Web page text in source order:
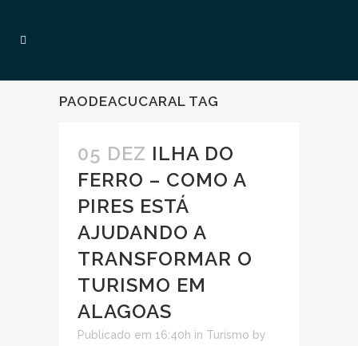
PAODEACUCARAL TAG
05 DEZ ILHA DO
FERRO – COMO A
PIRES ESTÁ
AJUDANDO A
TRANSFORMAR O
TURISMO EM
ALAGOAS
Publicado em 16:40h in Turismo by